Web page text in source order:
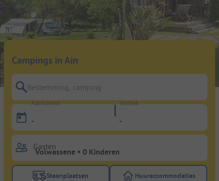
Campings in Ain
Bestemming, camping
Aankomst
-
Vertrek
-
Gasten
Staanplaatsen Huuraccommodaties